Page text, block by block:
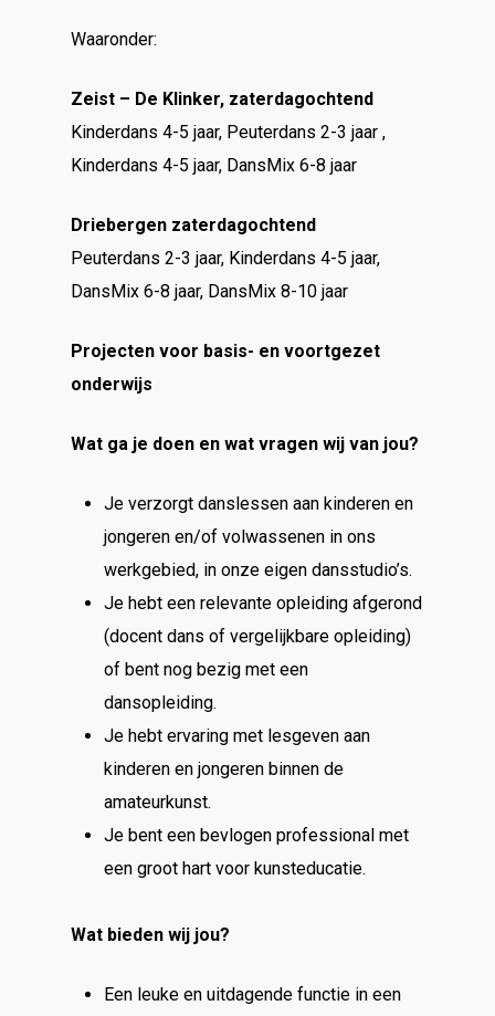
Waaronder:
Zeist – De Klinker, zaterdagochtend
Kinderdans 4-5 jaar, Peuterdans 2-3 jaar ,
Kinderdans 4-5 jaar, DansMix 6-8 jaar
Driebergen zaterdagochtend
Peuterdans 2-3 jaar, Kinderdans 4-5 jaar,
DansMix 6-8 jaar, DansMix 8-10 jaar
Projecten voor basis- en voortgezet
onderwijs
Wat ga je doen en wat vragen wij van jou?
Je verzorgt danslessen aan kinderen en
jongeren en/of volwassenen in ons
werkgebied, in onze eigen dansstudio’s.
Je hebt een relevante opleiding afgerond
(docent dans of vergelijkbare opleiding)
of bent nog bezig met een
dansopleiding.
Je hebt ervaring met lesgeven aan
kinderen en jongeren binnen de
amateurkunst.
Je bent een bevlogen professional met
een groot hart voor kunsteducatie.
Wat bieden wij jou?
Een leuke en uitdagende functie in een